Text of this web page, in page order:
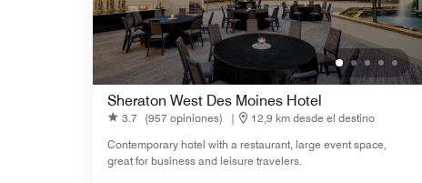
Sheraton West Des Moines Hotel
3.7 (957 opiniones) |
12,9 km desde el destino
Contemporary hotel with a restaurant, large event space,
great for business and leisure travelers.